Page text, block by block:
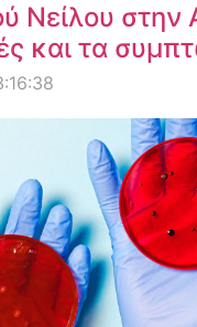
Νείλου στην
και τα